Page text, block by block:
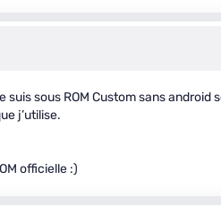
sous ROM Custom sans android
j’utilise.
officielle :)